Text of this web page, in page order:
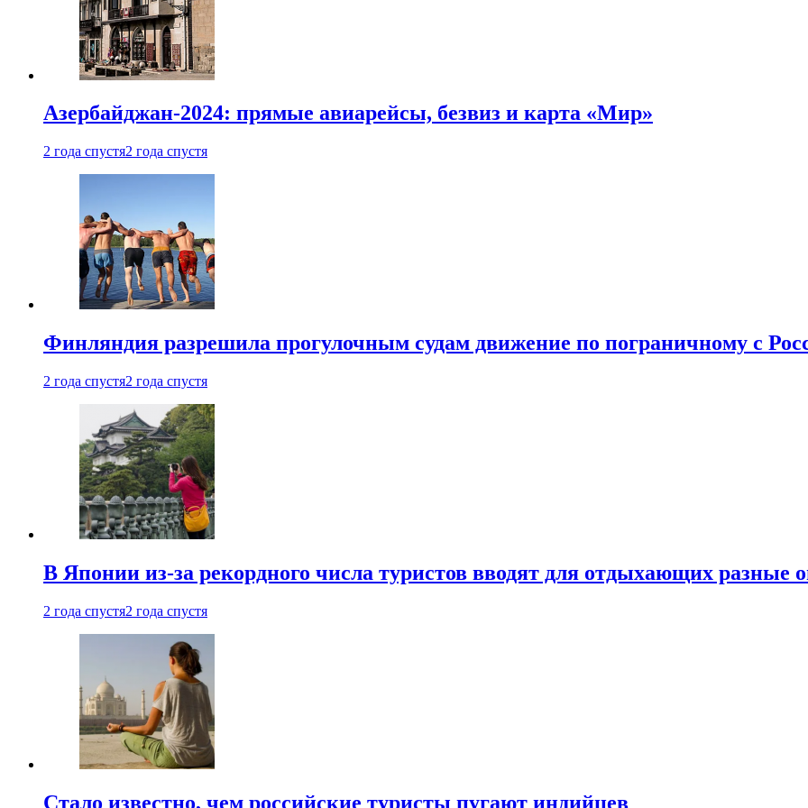
Азербайджан-2024: прямые авиарейсы, безвиз и карта «Мир»
2 года спустя2 года спустя
Финляндия разрешила прогулочным судам движение по пограничному с
2 года спустя2 года спустя
В Японии из-за рекордного числа туристов вводят для отдыхающих разные
2 года спустя2 года спустя
Стало известно, чем российские туристы пугают индийцев